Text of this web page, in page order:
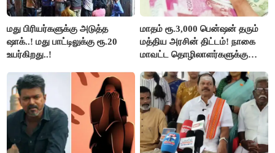
மது பிரியர்களுக்கு அடுத்த
ஷாக்..! மது பாட்டிலுக்கு ரூ.20
உயர்கிறது..!
மாதம் ரூ.3,000 பென்ஷன் தரும்
மத்திய அரசின் திட்டம்! நாகை
மாவட்ட தொழிலாளர்களுக்கு
செய்தி!